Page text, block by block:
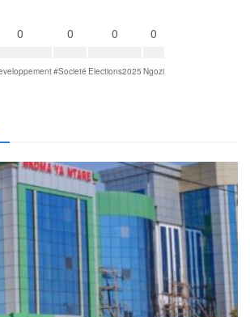
0 0
#Societé
0
Elections2025
0
Ngozi